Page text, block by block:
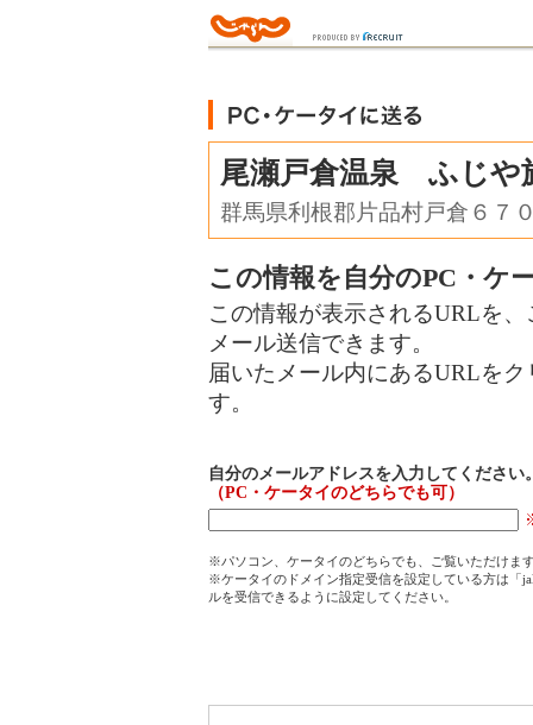
尾瀬戸倉温泉 ふじや
群馬県利根郡片品村戸倉６７
この情報を自分のPC・ケ
この情報が表示されるURLを
メール送信できます。
届いたメール内にあるURLを
す。
自分のメールアドレスを入力してください
（PC・ケータイのどちらでも可）
※パソコン、ケータイのどちらでも、ご覧いただけま
※ケータイのドメイン指定受信を設定している方は「
ルを受信できるように設定してください。